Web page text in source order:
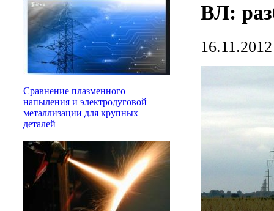
Сравнение плазменного
напыления и электродуговой
металлизации для крупных
деталей
ВЛ:
16.11.2012